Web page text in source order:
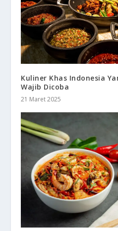
Kuliner Khas Indonesia
Wajib Dicoba
21 Maret 2025